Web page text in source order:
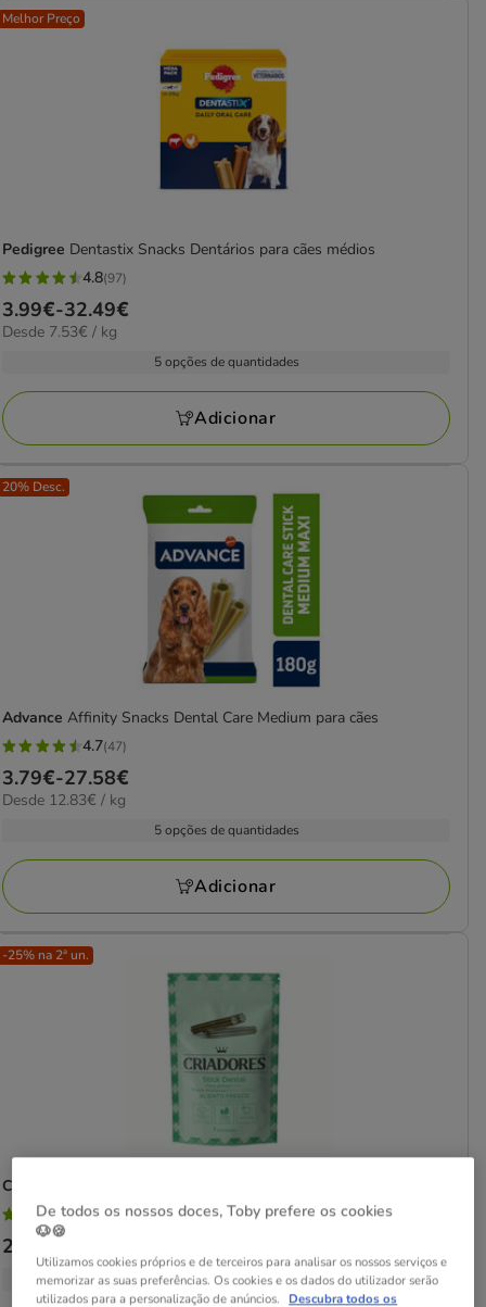
Melhor Preço
Pedigree Dentastix Snacks Dentários para cães médios
4.8
estrelas
com
avaliações
4.8(97)
Preço
de
32.49€
3.99€-32.49€
7.53€
Desde 7.53€ / kg
5 opções de quantidades
Adicionar
20% Desc.
Advance Affinity Snacks Dental Care Medium para cães
4.7
estrelas
com
avaliações
4.7(47)
Preço
de
27.58€
3.79€-27.58€
12.83€
Desde 12.83€ / kg
5 opções de quantidades
Adicionar
-25% na 2ª un.
Criadores
4.6
estrelas
4.6 (25)
Preço
2.29€
2.29€ -
2 opções de quantidades
De todos os nossos doces, Toby prefere os cookies
🐶🍪
Utilizamos cookies próprios e de terceiros para analisar os nossos serviços e
memorizar as suas preferências. Os cookies e os dados do utilizador serão
utilizados para a personalização de anúncios. Descubra todos os